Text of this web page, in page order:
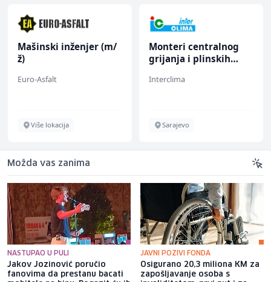
Mašinski inženjer (m/
ž)
Euro-Asfalt
Više lokacija
Monteri centralnog
grijanja i plinskih
Interclima
Sarajevo
Možda vas zanima
NASTUPAO U PULI
Jakov Jozinović poručio
fanovima da prestanu bacati
JAVNI POZIVI FONDA
Osigurano 20,3 miliona KM za
zapošljavanje osoba s